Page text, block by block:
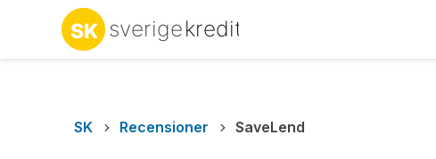
SK Recensioner SaveLend